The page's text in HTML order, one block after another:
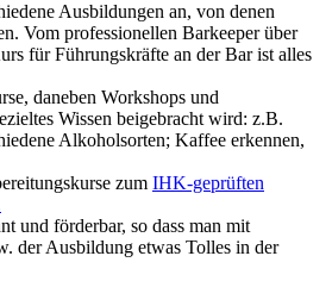
Ausbildungen an, von denen
Vom professionellen Barkeeper über
für Führungskräfte an der Bar ist alles
daneben Workshops und
Wissen beigebracht wird: z.B.
Alkoholsorten; Kaffee erkennen,
zum IHK-geprüften
und förderbar, so dass man mit
der Ausbildung etwas Tolles in der